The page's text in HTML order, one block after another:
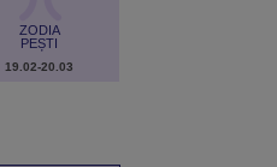
ZODIA
PEȘTI
19.02-20.03